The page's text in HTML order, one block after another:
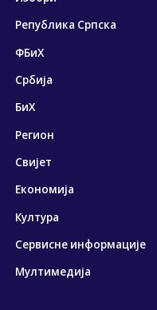
Република Српска
ФБиХ
Србија
БиХ
Регион
Свијет
Економија
Култура
Сервисне информације
Мултимедија